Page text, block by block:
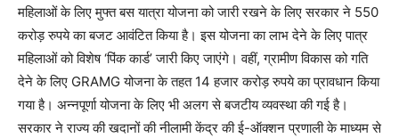
महिलाओं के लिए मुफ्त बस यात्रा योजना को जारी रखने के लिए सरकार ने 550
करोड़ रुपये का बजट आवंटित किया है। इस योजना का लाभ देने के लिए पात्र
महिलाओं को विशेष ‘पिंक कार्ड’ जारी किए जाएंगे। वहीं, ग्रामीण विकास को गति
देने के लिए GRAMG योजना के तहत 14 हजार करोड़ रुपये का प्रावधान किया
गया है। अन्नपूर्णा योजना के लिए भी अलग से बजटीय व्यवस्था की गई है।
सरकार ने राज्य की खदानों की नीलामी केंद्र की ई-ऑक्शन प्रणाली के माध्यम से